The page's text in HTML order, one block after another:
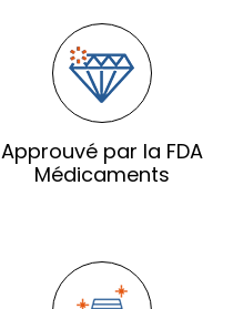
Approuvé par la FDA
Médicaments